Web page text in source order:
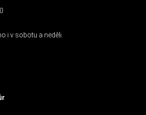
i v sobotu a neděli.